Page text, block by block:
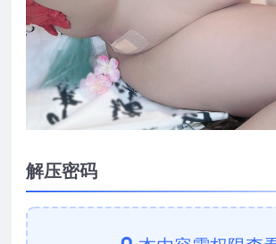
解压密码